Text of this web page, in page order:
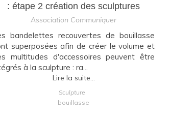
: étape 2 création des sculptures
Association Communiquer
bandelettes recouvertes de bouillasse
superposées afin de créer le volume et
multitudes d'accessoires peuvent être
à la sculpture : ra...
Lire la suite...
Sculpture
bouillasse